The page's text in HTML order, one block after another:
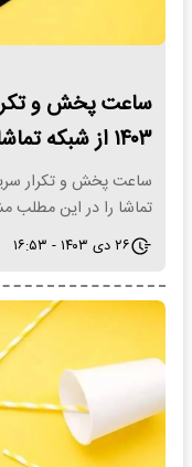
۱۴۰۳ از شبکه تماشا
تماشا را در این مطلب
۲۶ دی ۱۴۰۳ - ۱۶:۵۳